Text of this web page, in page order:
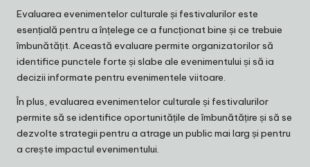
Evaluarea evenimentelor culturale și festivalurilor este
esențială pentru a înțelege ce a funcționat bine și ce trebuie
îmbunătățit. Această evaluare permite organizatorilor să
identifice punctele forte și slabe ale evenimentului și să ia
decizii informate pentru evenimentele viitoare.
În plus, evaluarea evenimentelor culturale și festivalurilor
permite să se identifice oportunitățile de îmbunătățire și să se
dezvolte strategii pentru a atrage un public mai larg și pentru
a crește impactul evenimentului.